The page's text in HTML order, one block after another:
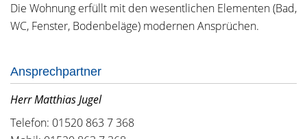
Die Wohnung erfüllt mit den wesentlichen Elementen (Bad,
WC, Fenster, Bodenbeläge) modernen Ansprüchen.
Ansprechpartner
Herr Matthias Jugel
Telefon: 01520 863 7 368